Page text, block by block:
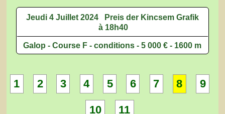
Jeudi 4 Juillet 2024
Preis der Kincsem Grafik
à 18h40
Galop - Course F - conditions - 5 000 € - 1600 m
1 2 3 4 5 6 7 8 9
10 11